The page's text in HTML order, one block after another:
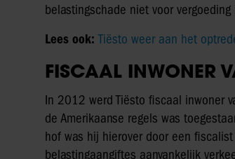
belastingschade niet voor
Lees ook:Tiësto weer aan het
FISCAAL INWONER
In 2012 werd Tiësto fiscaal inwoner
de Amerikaanse regels was
hof was hij hierover door een
belastingaangiftes aanvankelijk